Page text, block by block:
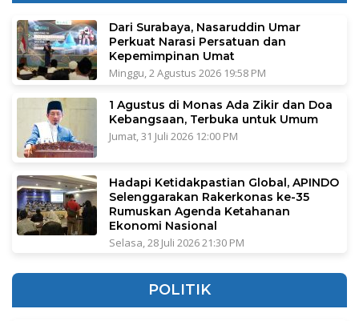
Dari Surabaya, Nasaruddin Umar
Perkuat Narasi Persatuan dan
Kepemimpinan Umat
Minggu, 2 Agustus 2026 19:58 PM
1 Agustus di Monas Ada Zikir dan Doa
Kebangsaan, Terbuka untuk Umum
Jumat, 31 Juli 2026 12:00 PM
Hadapi Ketidakpastian Global, APINDO
Selenggarakan Rakerkonas ke-35
Rumuskan Agenda Ketahanan
Ekonomi Nasional
Selasa, 28 Juli 2026 21:30 PM
POLITIK